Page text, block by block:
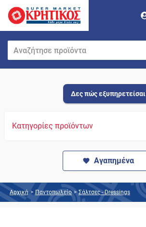
Δες πώς εξυπηρετείσαι
Κατηγορίες προϊόντων
Αγαπημένα
Αρχική > Παντοπωλείο > Σάλτσες - Dressings